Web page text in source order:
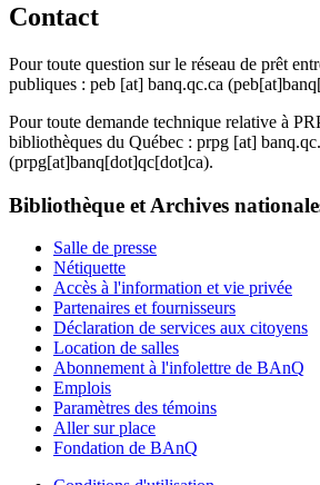
Contact
Pour toute question sur le réseau de prêt
publiques : peb [at] banq.qc.ca
Pour toute demande technique relative à
bibliothèques du Québec : prpg [at]
(prpg[at]banq[dot]qc[dot]ca).
Bibliothèque et Archives
Salle de presse
Nétiquette
Accès à l'information et vie privée
Partenaires et fournisseurs
Déclaration de services aux citoyens
Location de salles
Abonnement à l'infolettre de BAnQ
Emplois
Paramètres des témoins
Aller sur place
Fondation de BAnQ